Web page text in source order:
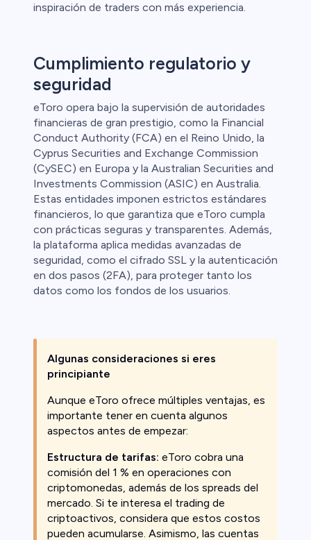
inspiración de traders con más experiencia.
Cumplimiento regulatorio y
seguridad
eToro opera bajo la supervisión de autoridades
financieras de gran prestigio, como la Financial
Conduct Authority (FCA) en el Reino Unido, la
Cyprus Securities and Exchange Commission
(CySEC) en Europa y la Australian Securities and
Investments Commission (ASIC) en Australia.
Estas entidades imponen estrictos estándares
financieros, lo que garantiza que eToro cumpla
con prácticas seguras y transparentes. Además,
la plataforma aplica medidas avanzadas de
seguridad, como el cifrado SSL y la autenticación
en dos pasos (2FA), para proteger tanto los
datos como los fondos de los usuarios.
Algunas consideraciones si eres
principiante
Aunque eToro ofrece múltiples ventajas, es
importante tener en cuenta algunos
aspectos antes de empezar:
Estructura de tarifas: eToro cobra una
comisión del 1 % en operaciones con
criptomonedas, además de los spreads del
mercado. Si te interesa el trading de
criptoactivos, considera que estos costos
pueden acumularse. Asimismo, las cuentas